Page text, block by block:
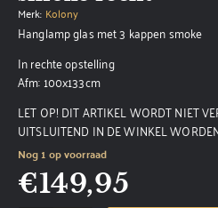
Merk: Kolony
Hanglamp glas met 3 kappen smoke
In rechte opstelling
Afm: 100x133cm
LET OP! DIT ARTIKEL WORDT NIET
UITSLUITEND IN DE WINKEL
Nog 1 op voorraad
€149,95